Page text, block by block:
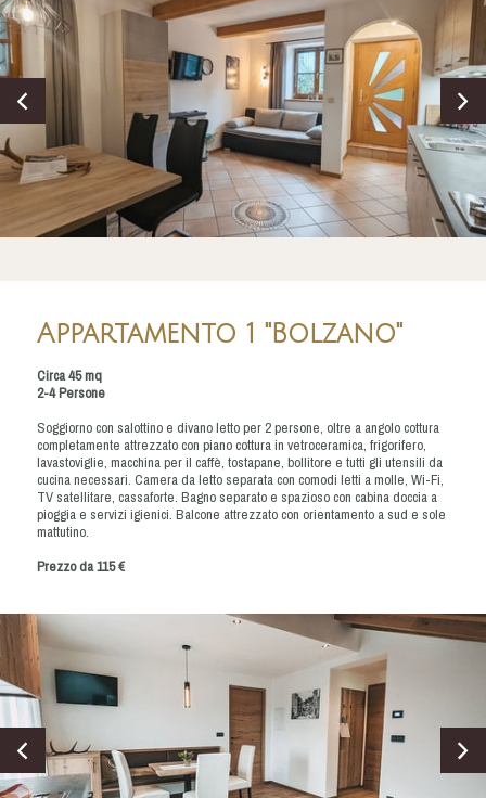
Appartamento 1 "Bolzano"
Circa 45 mq
2-4 Persone
Soggiorno con salottino e divano letto per 2 persone, oltre a angolo cottura
completamente attrezzato con piano cottura in vetroceramica, frigorifero,
lavastoviglie, macchina per il caffè, tostapane, bollitore e tutti gli utensili da
cucina necessari. Camera da letto separata con comodi letti a molle, Wi-Fi,
TV satellitare, cassaforte. Bagno separato e spazioso con cabina doccia a
pioggia e servizi igienici. Balcone attrezzato con orientamento a sud e sole
mattutino.
Prezzo da 115 €